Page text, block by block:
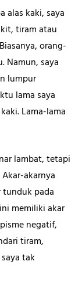
alas kaki, saya
tiram atau
orang-
Namun, saya
lumpur
lama saya
Lama-lama
lambat, tetapi
akarnya
tunduk pada
memiliki akar
negatif,
tiram,
tak